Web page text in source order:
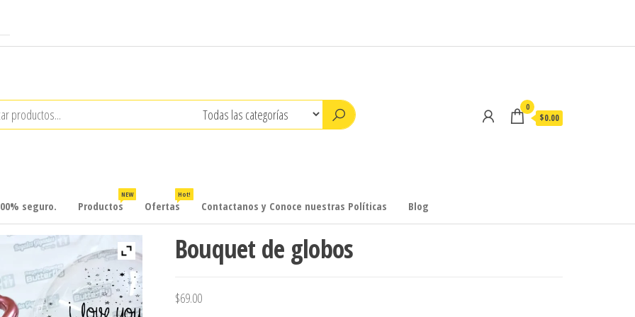
0
$0.00
seguro. Productos
NEW
Ofertas
Hot!
Contactanos y Conoce nuestras Políticas Blog
Bouquet de globos
$69.00